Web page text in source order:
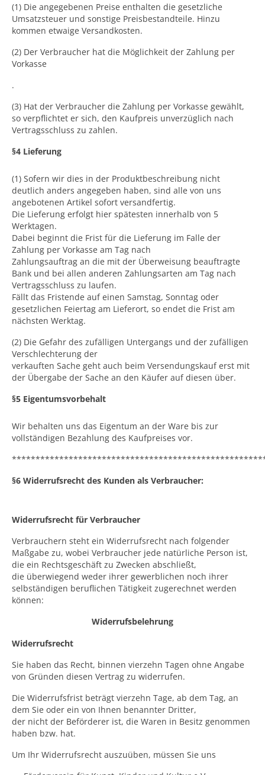
(1) Die angegebenen Preise enthalten die gesetzliche
Umsatzsteuer und sonstige Preisbestandteile. Hinzu
kommen etwaige Versandkosten.
(2) Der Verbraucher hat die Möglichkeit der Zahlung per
Vorkasse
.
(3) Hat der Verbraucher die Zahlung per Vorkasse gewählt,
so verpflichtet er sich, den Kaufpreis unverzüglich nach
Vertragsschluss zu zahlen.
§4 Lieferung
(1) Sofern wir dies in der Produktbeschreibung nicht
deutlich anders angegeben haben, sind alle von uns
angebotenen Artikel sofort versandfertig.
Die Lieferung erfolgt hier spätesten innerhalb von 5
Werktagen.
Dabei beginnt die Frist für die Lieferung im Falle der
Zahlung per Vorkasse am Tag nach
Zahlungsauftrag an die mit der Überweisung beauftragte
Bank und bei allen anderen Zahlungsarten am Tag nach
Vertragsschluss zu laufen.
Fällt das Fristende auf einen Samstag, Sonntag oder
gesetzlichen Feiertag am Lieferort, so endet die Frist am
nächsten Werktag.
(2) Die Gefahr des zufälligen Untergangs und der zufälligen
Verschlechterung der
verkauften Sache geht auch beim Versendungskauf erst mit
der Übergabe der Sache an den Käufer auf diesen über.
§5 Eigentumsvorbehalt
Wir behalten uns das Eigentum an der Ware bis zur
vollständigen Bezahlung des Kaufpreises vor.
§6 Widerrufsrecht des Kunden als Verbraucher:
Widerrufsrecht für Verbraucher
Verbrauchern steht ein Widerrufsrecht nach folgender
Maßgabe zu, wobei Verbraucher jede natürliche Person ist,
die ein Rechtsgeschäft zu Zwecken abschließt,
die überwiegend weder ihrer gewerblichen noch ihrer
selbständigen beruflichen Tätigkeit zugerechnet werden
können:
Widerrufsbelehrung
Widerrufsrecht
Sie haben das Recht, binnen vierzehn Tagen ohne Angabe
von Gründen diesen Vertrag zu widerrufen.
Die Widerrufsfrist beträgt vierzehn Tage, ab dem Tag, an
dem Sie oder ein von Ihnen benannter Dritter,
der nicht der Beförderer ist, die Waren in Besitz genommen
haben bzw. hat.
Um Ihr Widerrufsrecht auszuüben, müssen Sie uns